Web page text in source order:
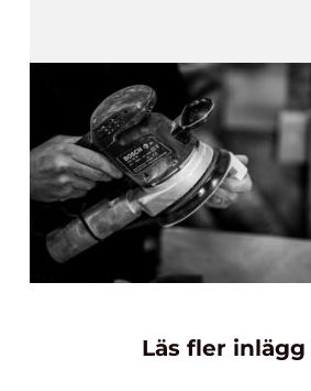
Läs fler inlägg